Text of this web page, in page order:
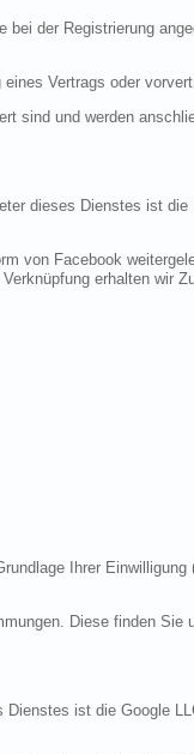
der Registrierung
Vertrags oder
sind und werden
dieses Dienstes ist
von Facebook
erhalten wir
Ihrer
Diese finden Sie
ist die Google